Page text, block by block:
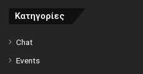
Κατηγορίες
Chat
Events